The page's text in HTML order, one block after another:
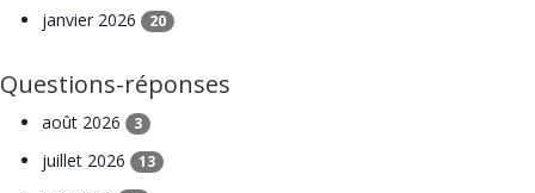
janvier 2026 20
Questions-réponses
août 2026 3
juillet 2026 13